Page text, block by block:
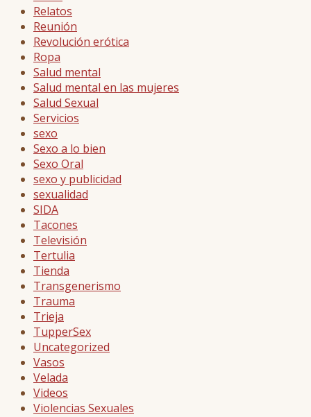
Relatos
Reunión
Revolución erótica
Ropa
Salud mental
Salud mental en las mujeres
Salud Sexual
Servicios
sexo
Sexo a lo bien
Sexo Oral
sexo y publicidad
sexualidad
SIDA
Tacones
Televisión
Tertulia
Tienda
Transgenerismo
Trauma
Trieja
TupperSex
Uncategorized
Vasos
Velada
Videos
Violencias Sexuales